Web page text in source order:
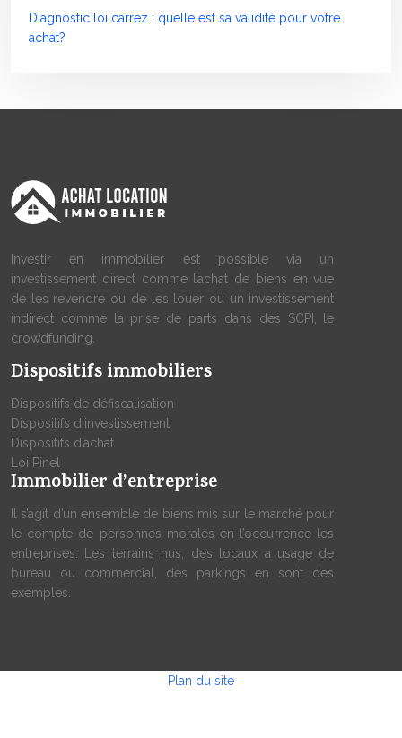
Diagnostic loi carrez : quelle est sa validité pour votre
achat?
Investir en immobilier est possible via un
investissement direct comme l’achat de biens en vue
de les revendre ou de les louer ou un investissement
indirect comme la prise de parts dans des SCPI, le
crowdfunding.
Dispositifs immobiliers
Dispositifs de défiscalisation
Dispositifs d’investissement
Dispositifs d’achat
Loi Pinel
Immobilier d’entreprise
Il s’agit d’un ensemble de biens mis sur le marché pour
le compte de personnes morales en l’occurrence les
entreprises. Les terrains nus, des locaux à usage de
bureau ou commercial, des parkings en sont des
exemples.
Plan du site